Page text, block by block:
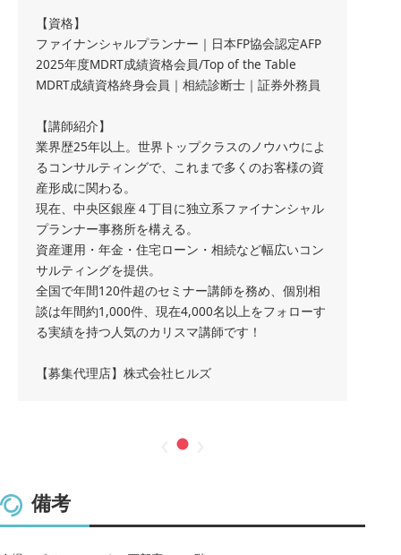
【資格】
ファイナンシャルプランナー｜日本FP協会認定AFP
2025年度MDRT成績資格会員/Top of the Table
MDRT成績資格終身会員｜相続診断士｜証券外務員
【講師紹介】
業界歴25年以上。世界トップクラスのノウハウによ
るコンサルティングで、これまで多くのお客様の資
産形成に関わる。
現在、中央区銀座４丁目に独立系ファイナンシャル
プランナー事務所を構える。
資産運用・年金・住宅ローン・相続など幅広いコン
サルティングを提供。
全国で年間120件超のセミナー講師を務め、個別相
談は年間約1,000件、現在4,000名以上をフォローす
る実績を持つ人気のカリスマ講師です！
【募集代理店】株式会社ヒルズ
備考